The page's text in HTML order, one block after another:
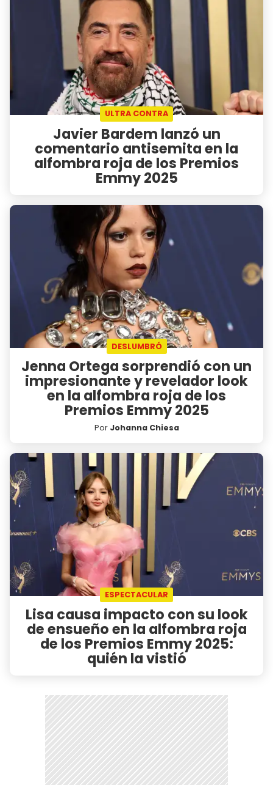
ULTRA CONTRA
Javier Bardem lanzó un
comentario antisemita en la
alfombra roja de los Premios
Emmy 2025
DESLUMBRÓ
Jenna Ortega sorprendió con un
impresionante y revelador look
en la alfombra roja de los
Premios Emmy 2025
Por Johanna Chiesa
ESPECTACULAR
Lisa causa impacto con su look
de ensueño en la alfombra roja
de los Premios Emmy 2025:
quién la vistió